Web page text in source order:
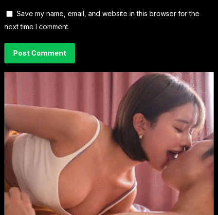
Save my name, email, and website in this browser for the
next time I comment.